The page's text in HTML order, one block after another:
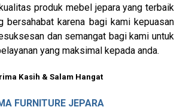
produk mebel jepara yang terbaik
bersahabat karena bagi kami kepuasan
dan semangat bagi kami untuk
yang maksimal kepada anda.
Kasih & Salam Hangat
FURNITURE JEPARA